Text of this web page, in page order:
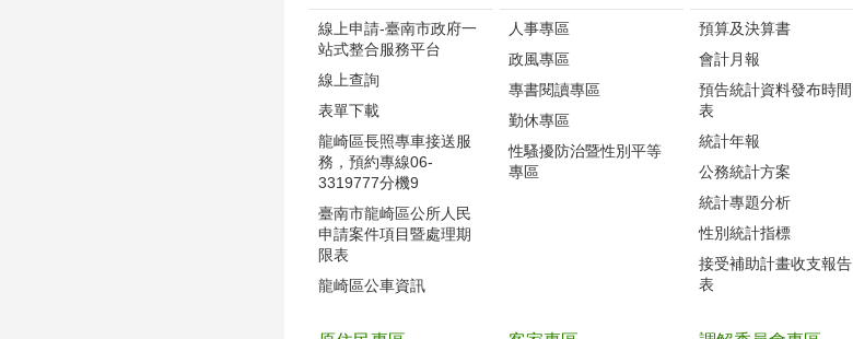
線上申請-臺南市政府一
站式整合服務平台
線上查詢
表單下載
龍崎區長照專車接送服
務，預約專線06-
3319777分機9
臺南市龍崎區公所人民
申請案件項目暨處理期
限表
龍崎區公車資訊
人事專區
政風專區
專書閱讀專區
勤休專區
性騷擾防治暨性別平等
專區
預算及決算書
會計月報
預告統計資料發布時間
表
統計年報
公務統計方案
統計專題分析
性別統計指標
接受補助計畫收支報告
表